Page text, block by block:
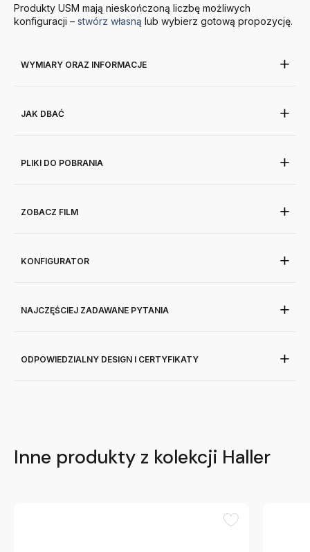
Produkty USM mają nieskończoną liczbę możliwych
konfiguracji – stwórz własną lub wybierz gotową propozycję.
WYMIARY ORAZ INFORMACJE
JAK DBAĆ
PLIKI DO POBRANIA
ZOBACZ FILM
KONFIGURATOR
NAJCZĘŚCIEJ ZADAWANE PYTANIA
ODPOWIEDZIALNY DESIGN I CERTYFIKATY
Inne produkty z kolekcji Haller